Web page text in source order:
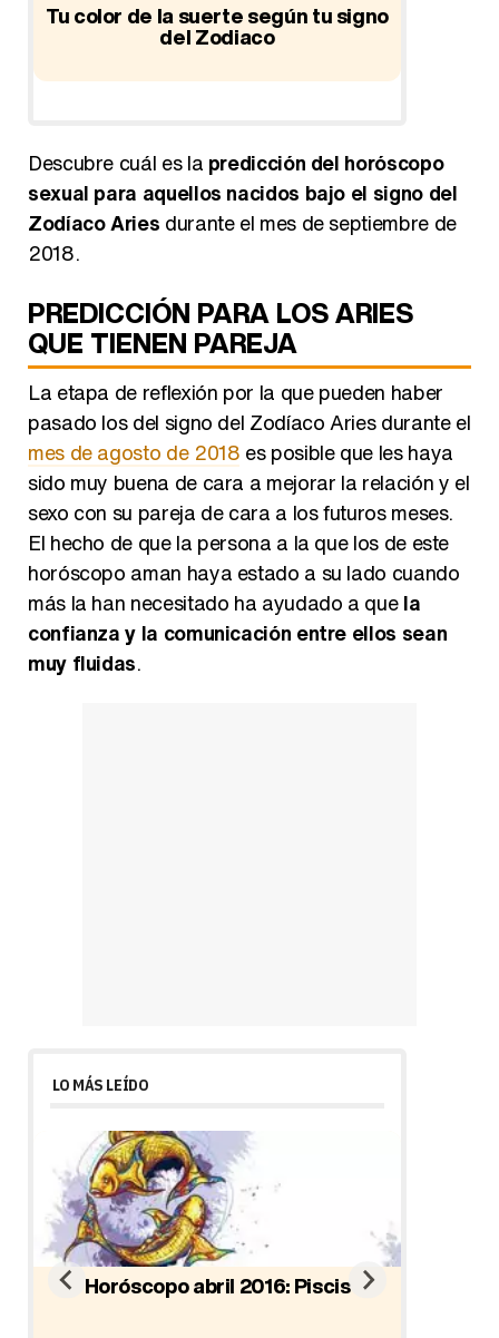
Tu color de la suerte según tu signo
del Zodiaco
Descubre cuál es la predicción del horóscopo
sexual para aquellos nacidos bajo el signo del
Zodíaco Aries durante el mes de septiembre de
2018.
PREDICCIÓN PARA LOS ARIES
QUE TIENEN PAREJA
La etapa de reflexión por la que pueden haber
pasado los del signo del Zodíaco Aries durante el
mes de agosto de 2018 es posible que les haya
sido muy buena de cara a mejorar la relación y el
sexo con su pareja de cara a los futuros meses.
El hecho de que la persona a la que los de este
horóscopo aman haya estado a su lado cuando
más la han necesitado ha ayudado a quela
confianza y la comunicación entre ellos sean
muy fluidas.
LO MÁS LEÍDO
Horóscopo abril 2016: Piscis